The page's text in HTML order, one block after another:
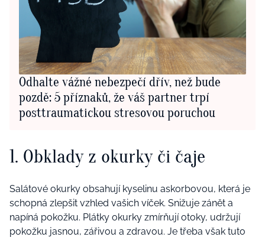
Odhalte vážné nebezpečí dřív, než bude
pozdě: 5 příznaků, že váš partner trpí
posttraumatickou stresovou poruchou
1. Obklady z okurky či čaje
Salátové okurky obsahují kyselinu askorbovou, která je
schopná zlepšit vzhled vašich víček. Snižuje zánět a
napíná pokožku. Plátky okurky zmírňují otoky, udržují
pokožku jasnou, zářivou a zdravou. Je třeba však tuto